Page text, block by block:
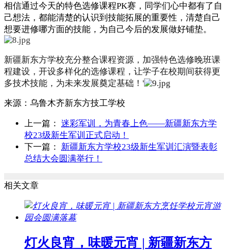
相信通过今天的特色选修课程PK赛，同学们心中都有了自
己想法，都能清楚的认识到技能拓展的重要性，清楚自己
想要进修哪方面的技能，为自己今后的发展做好铺垫。
新疆新东方学校充分整合课程资源，加强特色选修晚班课
程建设，开设多样化的选修课程，让学子在校期间获得更
多技术技能，为未来发展奠定基础！'
来源： 乌鲁木齐新东方技工学校
上一篇： 迷彩军训，为青春上色——新疆新东方学
校23级新生军训正式启动！
下一篇： 新疆新东方学校23级新生军训汇演暨表彰
总结大会圆满举行！
相关文章
灯火良宵，味暖元宵 | 新疆新东方